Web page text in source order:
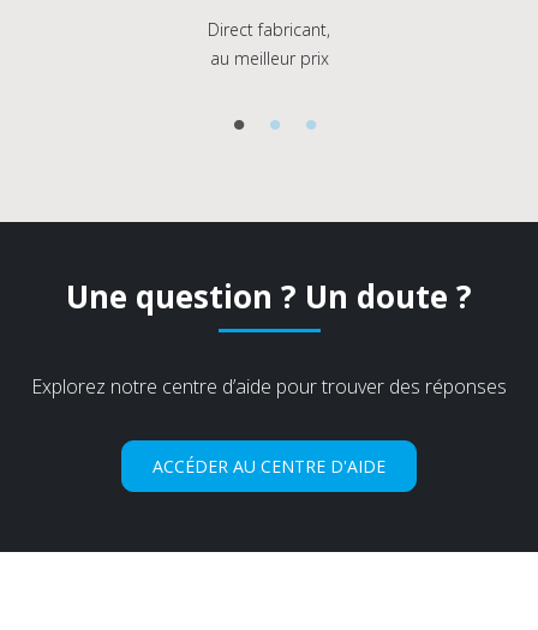
Direct fabricant,
au meilleur prix
Une question ? Un doute ?
Explorez notre centre d’aide pour trouver des réponses
ACCÉDER AU CENTRE D'AIDE